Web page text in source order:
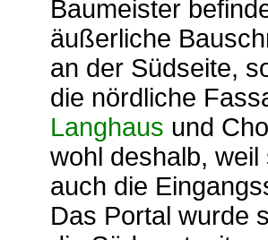
Baumeister
äußerliche
an der Südseite,
die nördliche
Langhaus und
wohl deshalb, weil
auch die
Das Portal wurde